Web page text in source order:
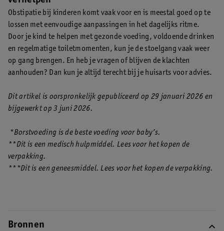
Obstipatie bij kinderen komt vaak voor en is meestal goed op te
lossen met eenvoudige aanpassingen in het dagelijks ritme.
Door je kind te helpen met gezonde voeding, voldoende drinken
en regelmatige toiletmomenten, kun je de stoelgang vaak weer
op gang brengen. En heb je vragen of blijven de klachten
aanhouden? Dan kun je altijd terecht bij je huisarts voor advies.
Dit artikel is oorspronkelijk gepubliceerd op 29 januari 2026 en
bijgewerkt op 3 juni 2026.
*Borstvoeding is de beste voeding voor baby’s.
**Dit is een medisch hulpmiddel. Lees voor het kopen de
verpakking.
***Dit is een geneesmiddel. Lees voor het kopen de verpakking.
Bronnen